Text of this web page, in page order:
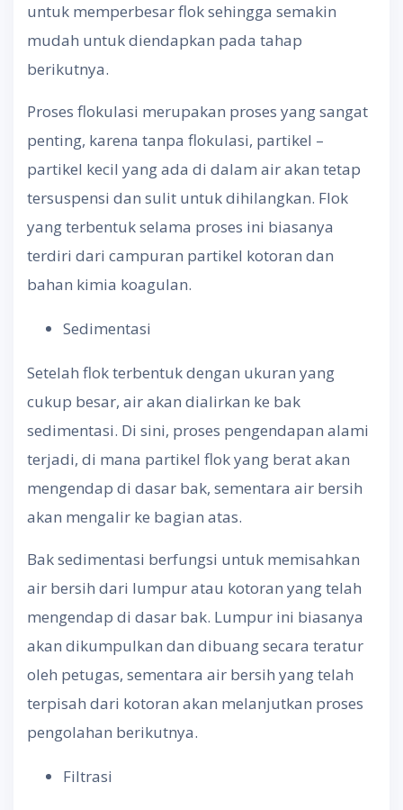
untuk memperbesar flok sehingga semakin
mudah untuk diendapkan pada tahap
berikutnya.
Proses flokulasi merupakan proses yang sangat
penting, karena tanpa flokulasi, partikel –
partikel kecil yang ada di dalam air akan tetap
tersuspensi dan sulit untuk dihilangkan. Flok
yang terbentuk selama proses ini biasanya
terdiri dari campuran partikel kotoran dan
bahan kimia koagulan.
Sedimentasi
Setelah flok terbentuk dengan ukuran yang
cukup besar, air akan dialirkan ke bak
sedimentasi. Di sini, proses pengendapan alami
terjadi, di mana partikel flok yang berat akan
mengendap di dasar bak, sementara air bersih
akan mengalir ke bagian atas.
Bak sedimentasi berfungsi untuk memisahkan
air bersih dari lumpur atau kotoran yang telah
mengendap di dasar bak. Lumpur ini biasanya
akan dikumpulkan dan dibuang secara teratur
oleh petugas, sementara air bersih yang telah
terpisah dari kotoran akan melanjutkan proses
pengolahan berikutnya.
Filtrasi